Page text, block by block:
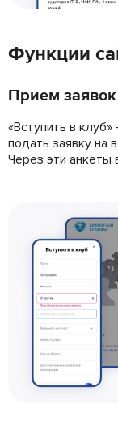
Функции
Прием
«Вступить в
подать заявку на
Через эти анкеты